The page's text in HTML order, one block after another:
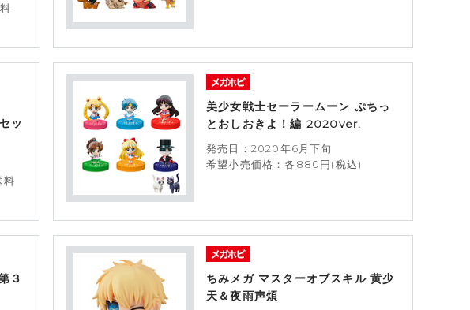
ッ
料
美少女戦士セーラームーン ぷちっ
とおしおきよ！編 2020ver.
発売日：2020年6月下旬
希望小売価格：各880円(税込)
３
ちみメガ マスターオブスキル 黄少
天＆夜雨声煩